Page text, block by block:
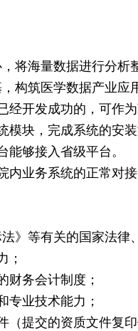
将海量数据进行分
构筑医学数据产业应
经开发成功的，可作
模块，完成系统的安
够接入省级平台。
内业务系统的正常对
》等有关的国家法
；
财务会计制度；
专业技术能力；
（提交的资质文件复